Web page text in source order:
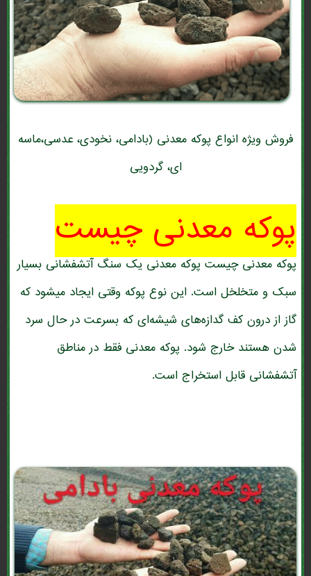
فروش ویژه انواع پوکه معدنی (بادامی، نخودی، عدسی،ماسه
ای، گردویی
پوکه معدنی چیست
پوکه معدنی چیست پوکه معدنی یک سنگ آتشفشانی بسیار
سبک و متخلخل است. این نوع پوکه وقتی ایجاد میشود که
گاز از درون کف گدازه‌های شیشه‌ای که بسرعت در حال سرد
شدن هستند خارج شود. پوکه معدنی فقط در مناطق
آتشفشانی قابل استخراج است.